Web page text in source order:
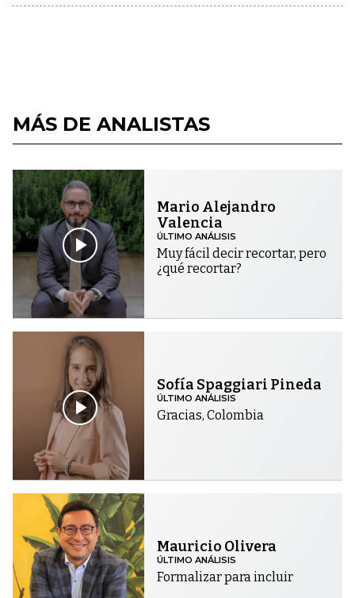
MÁS DE ANALISTAS
Mario Alejandro
Valencia
ÚLTIMO ANÁLISIS
Muy fácil decir recortar, pero
¿qué recortar?
Sofía Spaggiari Pineda
ÚLTIMO ANÁLISIS
Gracias, Colombia
Mauricio Olivera
ÚLTIMO ANÁLISIS
Formalizar para incluir